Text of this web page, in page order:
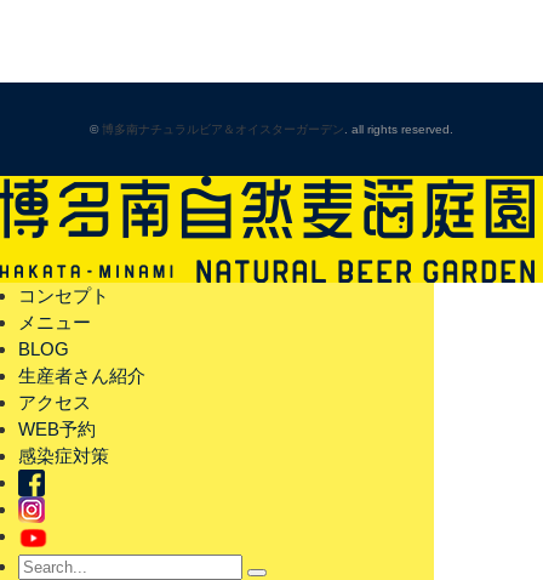
©博多南ナチュラルビア＆オイスターガーデン. all rights reserved.
コンセプト
メニュー
BLOG
生産者さん紹介
アクセス
WEB予約
感染症対策